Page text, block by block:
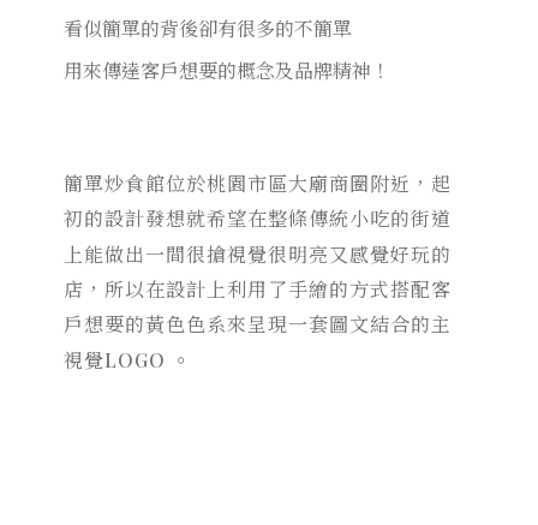
看似簡單的背後卻有很多的不簡單
用來傳達客戶想要的概念及品牌精神！
簡單炒食館位於桃園市區大廟商圈附近，起
初的設計發想就希望在整條傳統小吃的街道
上能做出一間很搶視覺很明亮又感覺好玩的
店，所以在設計上利用了手繪的方式搭配客
戶想要的黃色色系來呈現一套圖文結合的主
視覺LOGO ◦